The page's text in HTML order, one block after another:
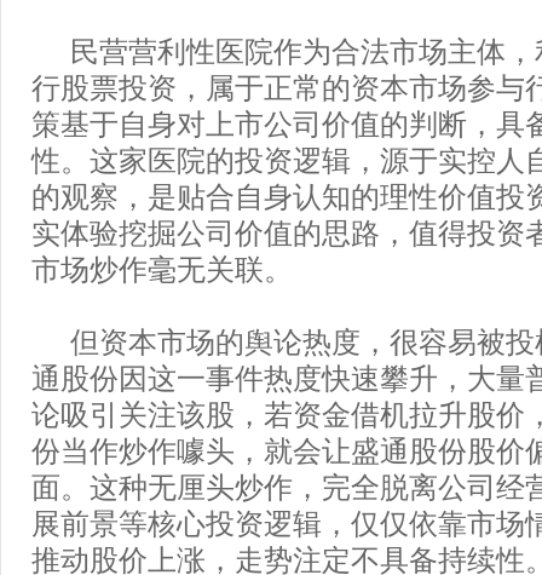
民营营利性医院作为合法市场主体
行股票投资，属于正常的资本市场参与
策基于自身对上市公司价值的判断，具
性。这家医院的投资逻辑，源于实控人
的观察，是贴合自身认知的理性价值投
实体验挖掘公司价值的思路，值得投资
市场炒作毫无关联。
但资本市场的舆论热度，很容易被
通股份因这一事件热度快速攀升，大量
论吸引关注该股，若资金借机拉升股价
份当作炒作噱头，就会让盛通股份股价
面。这种无厘头炒作，完全脱离公司经
展前景等核心投资逻辑，仅仅依靠市场
推动股价上涨，走势注定不具备持续性